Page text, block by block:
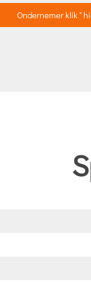
Ondernemer klik "